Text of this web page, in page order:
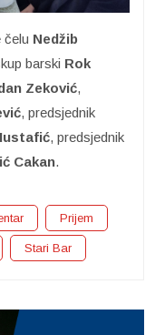
čelu Nedžib
barski Rok
Zeković,
, predsjednik
, predsjednik
Cakan.
Prijem
Stari Bar